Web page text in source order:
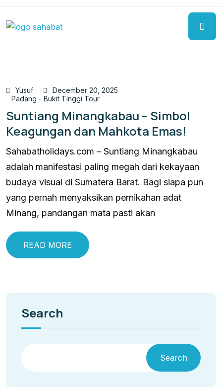
Yusuf
December 20, 2025
Padang - Bukit Tinggi Tour
Suntiang Minangkabau – Simbol
Keagungan dan Mahkota Emas!
Sahabatholidays.com – Suntiang Minangkabau
adalah manifestasi paling megah dari kekayaan
budaya visual di Sumatera Barat. Bagi siapa pun
yang pernah menyaksikan pernikahan adat
Minang, pandangan mata pasti akan
READ MORE
Search
Search